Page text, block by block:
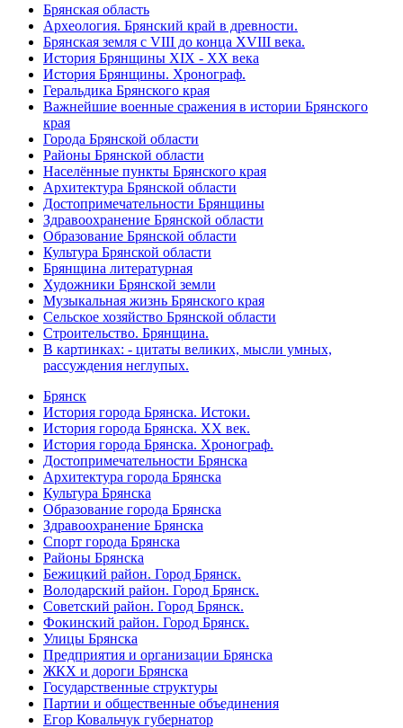
Брянская область
Археология. Брянский край в древности.
Брянская земля с VIII до конца XVIII века.
История Брянщины XIX - XX века
История Брянщины. Хронограф.
Геральдика Брянского края
Важнейшие военные сражения в истории Брянского
края
Города Брянской области
Районы Брянской области
Населённые пункты Брянского края
Архитектура Брянской области
Достопримечательности Брянщины
Здравоохранение Брянской области
Образование Брянской области
Культура Брянской области
Брянщина литературная
Художники Брянской земли
Музыкальная жизнь Брянского края
Сельское хозяйство Брянской области
Строительство. Брянщина.
В картинках: - цитаты великих, мысли умных,
рассуждения неглупых.
Брянск
История города Брянска. Истоки.
История города Брянска. XX век.
История города Брянска. Хронограф.
Достопримечательности Брянска
Архитектура города Брянска
Культура Брянска
Образование города Брянска
Здравоохранение Брянска
Спорт города Брянска
Районы Брянска
Бежицкий район. Город Брянск.
Володарский район. Город Брянск.
Советский район. Город Брянск.
Фокинский район. Город Брянск.
Улицы Брянска
Предприятия и организации Брянска
ЖКХ и дороги Брянска
Государственные структуры
Партии и общественные объединения
Егор Ковальчук губернатор